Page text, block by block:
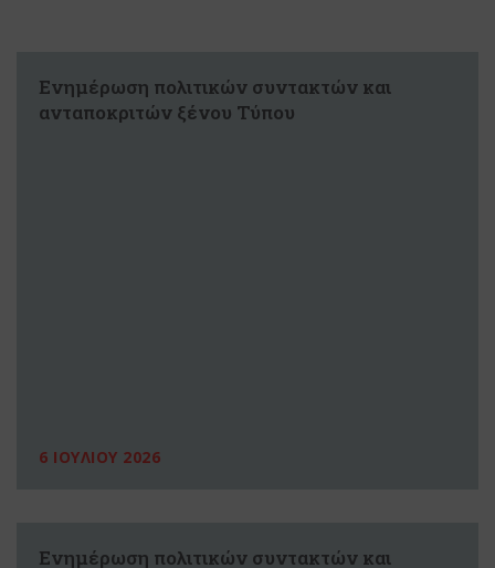
Ενημέρωση πολιτικών συντακτών και
ανταποκριτών ξένου Τύπου
6 ΙΟΥΛΙΟΥ 2026
Ενημέρωση πολιτικών συντακτών και